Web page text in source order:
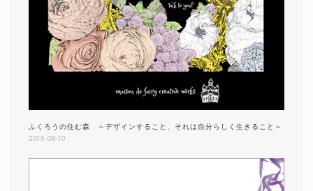
ふくろうの住む森 ～デザインすること、それは自分らしく生きること～
2019-08-10